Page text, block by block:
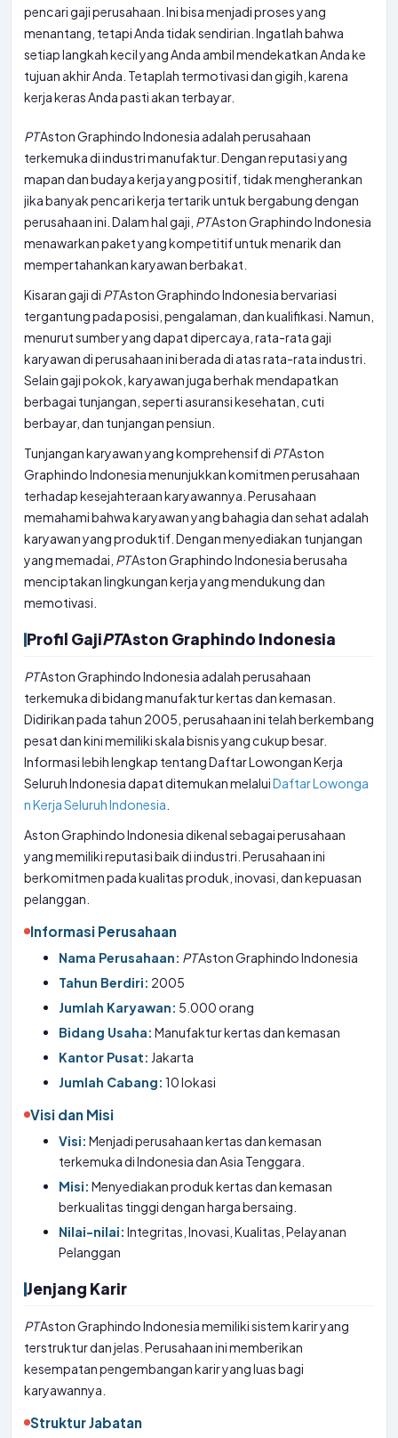
pencari gaji perusahaan. Ini bisa menjadi proses yang
menantang, tetapi Anda tidak sendirian. Ingatlah bahwa
setiap langkah kecil yang Anda ambil mendekatkan Anda ke
tujuan akhir Anda. Tetaplah termotivasi dan gigih, karena
kerja keras Anda pasti akan terbayar.
PTAston Graphindo Indonesia adalah perusahaan
terkemuka di industri manufaktur. Dengan reputasi yang
mapan dan budaya kerja yang positif, tidak mengherankan
jika banyak pencari kerja tertarik untuk bergabung dengan
perusahaan ini. Dalam hal gaji, PTAston Graphindo Indonesia
menawarkan paket yang kompetitif untuk menarik dan
mempertahankan karyawan berbakat.
Kisaran gaji di PTAston Graphindo Indonesia bervariasi
tergantung pada posisi, pengalaman, dan kualifikasi. Namun,
menurut sumber yang dapat dipercaya, rata-rata gaji
karyawan di perusahaan ini berada di atas rata-rata industri.
Selain gaji pokok, karyawan juga berhak mendapatkan
berbagai tunjangan, seperti asuransi kesehatan, cuti
berbayar, dan tunjangan pensiun.
Tunjangan karyawan yang komprehensif di PTAston
Graphindo Indonesia menunjukkan komitmen perusahaan
terhadap kesejahteraan karyawannya. Perusahaan
memahami bahwa karyawan yang bahagia dan sehat adalah
karyawan yang produktif. Dengan menyediakan tunjangan
yang memadai, PTAston Graphindo Indonesia berusaha
menciptakan lingkungan kerja yang mendukung dan
memotivasi.
Profil GajiPTAston Graphindo Indonesia
PTAston Graphindo Indonesia adalah perusahaan
terkemuka di bidang manufaktur kertas dan kemasan.
Didirikan pada tahun 2005, perusahaan ini telah berkembang
pesat dan kini memiliki skala bisnis yang cukup besar.
Informasi lebih lengkap tentang Daftar Lowongan Kerja
Seluruh Indonesia dapat ditemukan melaluiDaftar Lowonga
n Kerja Seluruh Indonesia
Aston Graphindo Indonesia dikenal sebagai perusahaan
yang memiliki reputasi baik di industri. Perusahaan ini
berkomitmen pada kualitas produk, inovasi, dan kepuasan
pelanggan.
Informasi Perusahaan
Nama Perusahaan: PTAston Graphindo Indonesia
Tahun Berdiri: 2005
Jumlah Karyawan: 5.000 orang
Bidang Usaha: Manufaktur kertas dan kemasan
Kantor Pusat: Jakarta
Jumlah Cabang: 10 lokasi
Visi dan Misi
Visi: Menjadi perusahaan kertas dan kemasan
terkemuka di Indonesia dan Asia Tenggara.
Misi: Menyediakan produk kertas dan kemasan
berkualitas tinggi dengan harga bersaing.
Nilai-nilai: Integritas, Inovasi, Kualitas, Pelayanan
Pelanggan
Jenjang Karir
PTAston Graphindo Indonesia memiliki sistem karir yang
terstruktur dan jelas. Perusahaan ini memberikan
kesempatan pengembangan karir yang luas bagi
karyawannya.
Struktur Jabatan